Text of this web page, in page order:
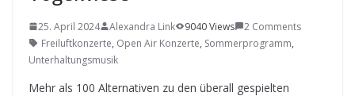
25. April 2024 Alexandra Link 9040 Views
2 Comments
Freiluftkonzerte, Open Air Konzerte, Sommerprogramm,
Unterhaltungsmusik
Mehr als 100 Alternativen zu den überall gespielten